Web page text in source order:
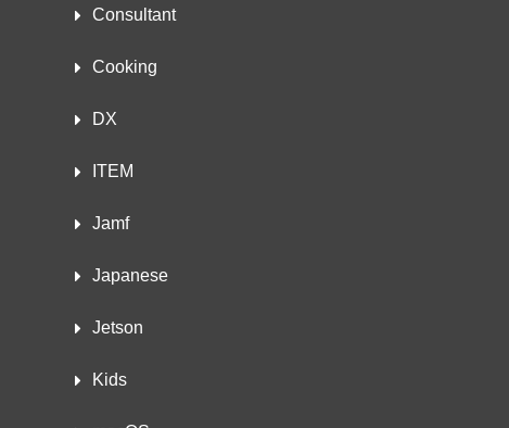
Consultant
Cooking
DX
ITEM
Jamf
Japanese
Jetson
Kids